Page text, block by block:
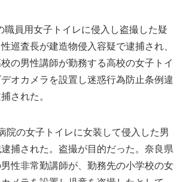
員用女子トイレに侵入し盗撮した疑
巡査長が建造物侵入容疑で逮捕され、
の男性講師が勤務する高校の女子トイ
オカメラを設置し迷惑行為防止条例違
された。
院の女子トイレに女装して侵入した男
捕された。盗撮が目的だった。奈良県
性非常勤講師が、勤務先の小学校の女